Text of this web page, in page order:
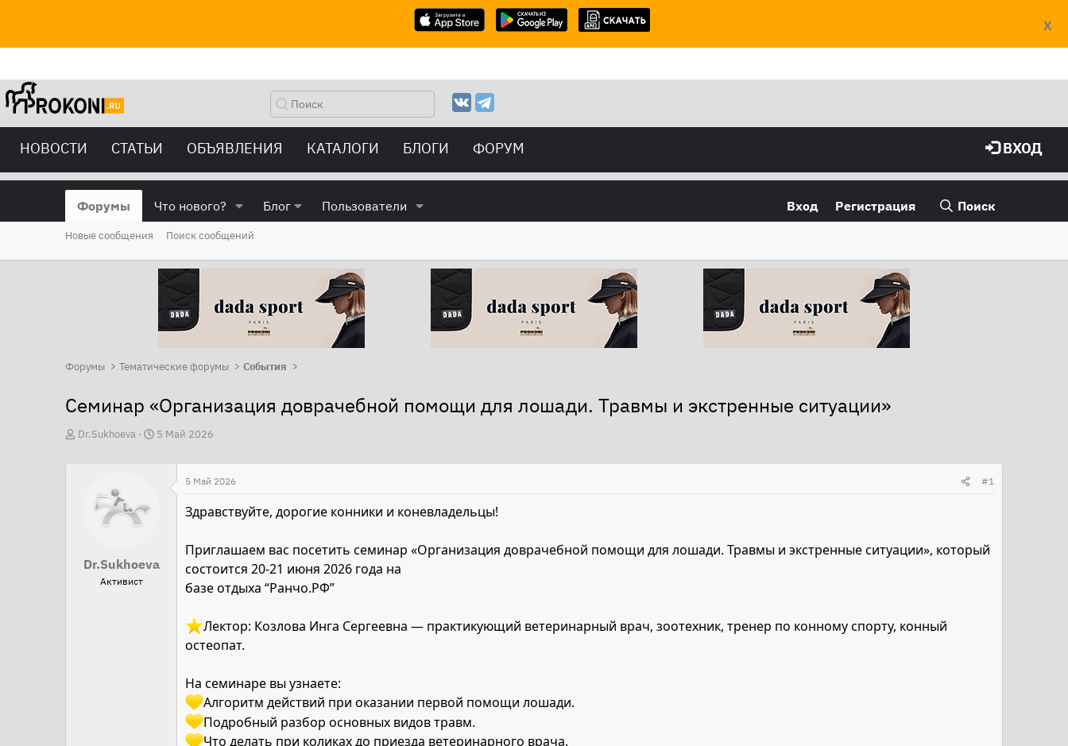
X
НОВОСТИ СТАТЬИ ОБЪЯВЛЕНИЯ КАТАЛОГИ БЛОГИ ФОРУМ ВХОД
Форумы Что нового? Блог Пользователи Вход Регистрация Поиск
Новые сообщения Поиск сообщений
Форумы Тематические форумы События
Семинар «Организация доврачебной помощи для лошади. Травмы и экстренные ситуации»
А
Dr.Sukhoeva
Д
а
5 Май 2026
Dr.Sukhoeva
Активист
5 Май 2026 #1
Здравствуйте, дорогие конники и коневладельцы!
Приглашаем вас посетить семинар «Организация доврачебной помощи для лошади. Травмы и экстренные ситуации», который
состоится 20-21 июня 2026 года на
базе отдыха “Ранчо.РФ”
️Лектор: Козлова Инга Сергеевна — практикующий ветеринарный врач, зоотехник, тренер по конному спорту, конный
остеопат.
На семинаре вы узнаете:
Алгоритм действий при оказании первой помощи лошади.
Подробный разбор основных видов травм.
Что делать при коликах до приезда ветеринарного врача.